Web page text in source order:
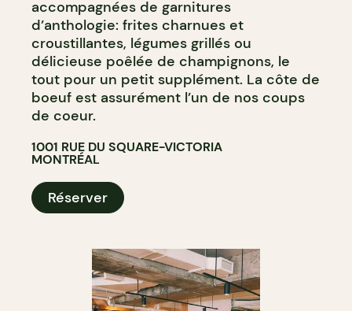
accompagnées de garnitures
d’anthologie: frites charnues et
croustillantes, légumes grillés ou
délicieuse poêlée de champignons, le
tout pour un petit supplément. La côte de
boeuf est assurément l’un de nos coups
de coeur.
1001 RUE DU SQUARE-VICTORIA
MONTRÉAL
Réserver